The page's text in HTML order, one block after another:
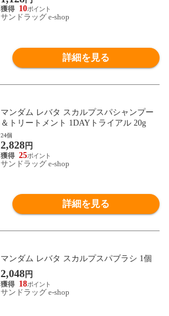
10
サンドラッグ e-shop
詳細を見る
マンダム レバタ スカルプスパシャンプー
＆トリートメント 1DAYトライアル 20g
24個
2,828円
25
サンドラッグ e-shop
詳細を見る
マンダム レバタ スカルプスパブラシ 1個
2,048円
18
サンドラッグ e-shop